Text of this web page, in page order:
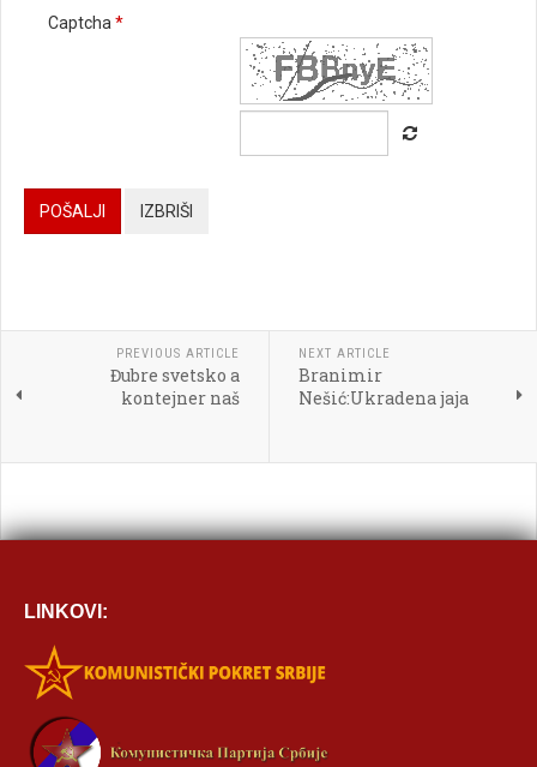



Captcha *
POŠALJI IZBRIŠI
PREVIOUS ARTICLE
Đubre svetsko a
kontejner naš
NEXT ARTICLE
Branimir
Nešić:Ukradena jaja
LINKOVI: